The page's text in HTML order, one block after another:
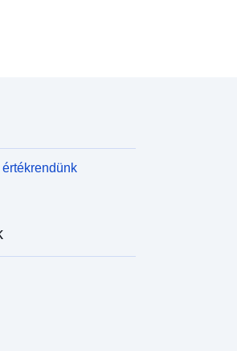
egyének
kimerítőnek. A
területeken kívül